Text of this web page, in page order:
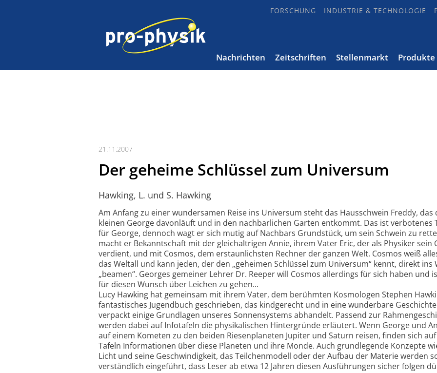
FORSCHUNG INDUSTRIE & TECHNOLOGIE
Nachrichten Zeitschriften Stellenmarkt Produkte
21.11.2007
Der geheime Schlüssel zum Universum
Hawking, L. und S. Hawking
Am Anfang zu einer wundersamen Reise ins Universum steht das Hausschwein Freddy, das
kleinen George davonläuft und in den nachbarlichen Garten entkommt. Das ist verbotenes
für George, dennoch wagt er sich mutig auf Nachbars Grundstück, um sein Schwein zu
macht er Bekanntschaft mit der gleichaltrigen Annie, ihrem Vater Eric, der als Physiker sein
verdient, und mit Cosmos, dem erstaunlichsten Rechner der ganzen Welt. Cosmos weiß
das Weltall und kann jeden, der den „geheimen Schlüssel zum Universum“ kennt, direkt ins
„beamen“. Georges gemeiner Lehrer Dr. Reeper will Cosmos allerdings für sich haben und
für diesen Wunsch über Leichen zu gehen...
Lucy Hawking hat gemeinsam mit ihrem Vater, dem berühmten Kosmologen Stephen
fantastisches Jugendbuch geschrieben, das kindgerecht und in eine wunderbare Geschichte
verpackt einige Grundlagen unseres Sonnensystems abhandelt. Passend zur
werden dabei auf Infotafeln die physikalischen Hintergründe erläutert. Wenn George und
auf einem Kometen zu den beiden Riesenplaneten Jupiter und Saturn reisen, finden sich
Tafeln Informationen über diese Planeten und ihre Monde. Auch grundlegende Konzepte
Licht und seine Geschwindigkeit, das Teilchenmodell oder der Aufbau der Materie werden
verständlich eingeführt, dass Leser ab etwa 12 Jahren diesen Ausführungen sicher folgen